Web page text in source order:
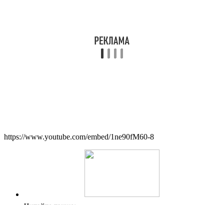
https://www.youtube.com/embed/1ne90fM60-8